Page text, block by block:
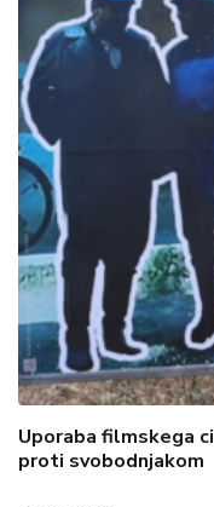
Uporaba filmskega
proti svobodnjakom